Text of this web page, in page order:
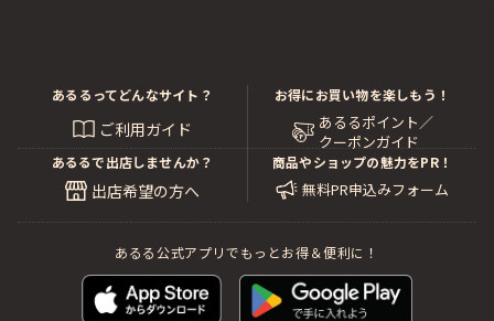
あるるってどんなサイト？
ご利用ガイド
お得にお買い物を楽しもう！
あるるポイント／
クーポンガイド
あるるで出店しませんか？
出店希望の方へ
商品やショップの魅力をPR！
無料PR申込みフォーム
あるる公式アプリでもっとお得＆便利に！